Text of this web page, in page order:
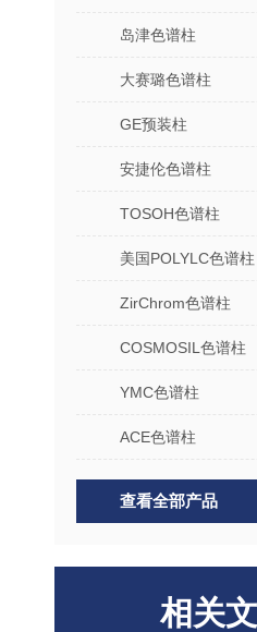
岛津色谱柱
大赛璐色谱柱
GE预装柱
安捷伦色谱柱
TOSOH色谱柱
美国POLYLC色谱柱
ZirChrom色谱柱
COSMOSIL色谱柱
YMC色谱柱
ACE色谱柱
查看全部产品
相关